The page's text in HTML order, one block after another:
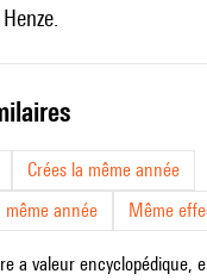
Crées la même année
même année
Même
a valeur encyclopédique,